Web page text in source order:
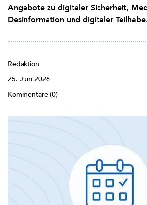
Angebote zu digitaler Sicherheit,
Desinformation und digitaler Teilhabe.
Redaktion
25. Juni 2026
Kommentare (0)